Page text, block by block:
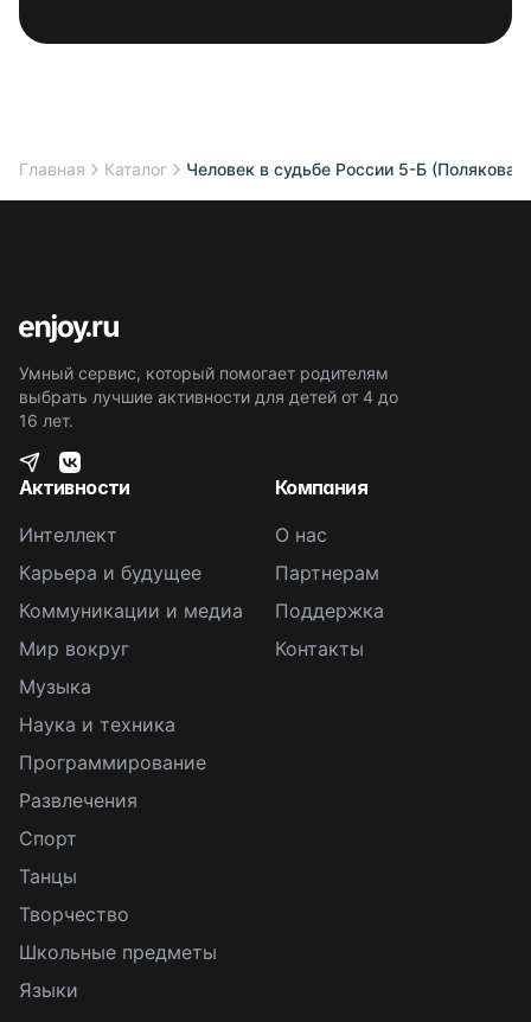
Главная Каталог Человек в судьбе России 5-Б (Полякова
Умный сервис, который помогает родителям
выбрать лучшие активности для детей от 4 до
16 лет.
Активности
Интеллект
Карьера и будущее
Коммуникации и медиа
Мир вокруг
Музыка
Наука и техника
Программирование
Развлечения
Спорт
Танцы
Творчество
Школьные предметы
Языки
Компания
О нас
Партнерам
Поддержка
Контакты